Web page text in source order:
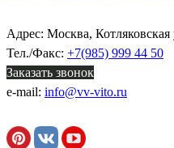
Адрес: Москва, Котляковская
Тел./Факс: +7(985) 999 44 50
Заказать звонок
e-mail: info@vv-vito.ru